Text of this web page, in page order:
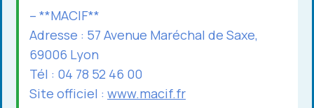
– **MACIF**
Adresse : 57 Avenue Maréchal de Saxe,
69006 Lyon
Tél : 04 78 52 46 00
Site officiel : www.macif.fr